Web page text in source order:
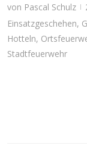
von Pascal Schulz |
Einsatzgeschehen,
Hotteln,
Stadtfeuerwehr